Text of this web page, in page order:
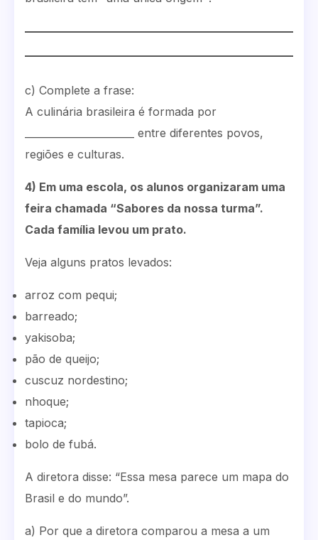
c) Complete a frase:
A culinária brasileira é formada por
______________________ entre diferentes povos,
regiões e culturas.
4) Em uma escola, os alunos organizaram uma
feira chamada “Sabores da nossa turma”.
Cada família levou um prato.
Veja alguns pratos levados:
arroz com pequi;
barreado;
yakisoba;
pão de queijo;
cuscuz nordestino;
nhoque;
tapioca;
bolo de fubá.
A diretora disse: “Essa mesa parece um mapa do
Brasil e do mundo”.
a) Por que a diretora comparou a mesa a um